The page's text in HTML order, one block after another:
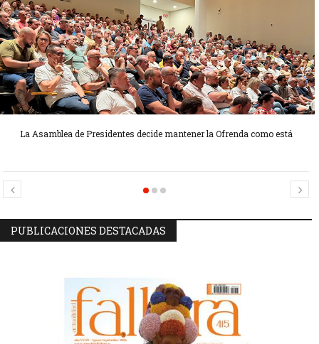
La Asamblea de Presidentes decide mantener la Ofrenda como está
Candidatas Preseleccionadas por el sector Olivereta
Candidatas Preseleccionadas por el sector Sector La Seu-La Xerea-El
PUBLICACIONES DESTACADAS